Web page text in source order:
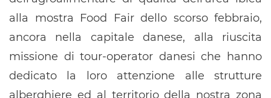
alla mostra Food Fair dello scorso febbraio,
ancora nella capitale danese, alla riuscita
missione di tour-operator danesi che hanno
dedicato la loro attenzione alle strutture
alberghiere ed al territorio della nostra zona